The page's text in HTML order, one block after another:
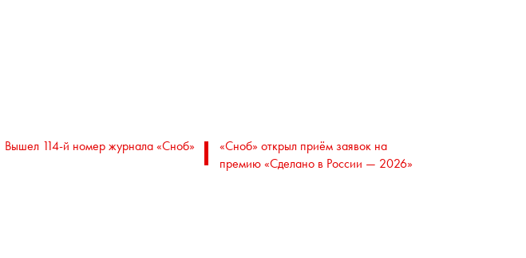
Вышел 114-й номер журнала «Сноб»
«Сноб» открыл приём заявок на
премию «Сделано в России — 2026»